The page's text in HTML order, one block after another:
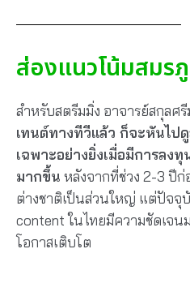
ส่องแนวโน้มสมร
สำหรับสตรีมมิ่ง อาจารย์สกุลศรี
เทนต์ทางทีวีแล้ว ก็จะหันไป
เฉพาะอย่างยิ่งเมื่อมีการลง
มากขึ้น หลังจากที่ช่วง 2-3 ปี
ต่างชาติเป็นส่วนใหญ่ แต่ปัจจุ
content ในไทยมีความชัดเจ
โอกาสเติบโต